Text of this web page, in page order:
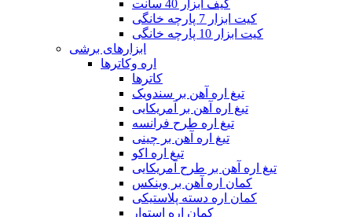
کیف ابزار 40 سانت
کیت ابزار 7 پارچه خانگی
کیت ابزار 10 پارچه خانگی
ابزارهای برشی
اره وکاترها
کاترها
تیغ اره آهن بر سندویک
تیغ اره آهن بر آمریکایی
تیغ اره طرح فرانسه
تیغ اره آهن بر چینی
تیغ اره اکو
تیغ اره آهن بر طرح آمریکایی
کمان اره آهن بر وینکس
کمان اره دسته پلاستیکی
کمان اره استوار